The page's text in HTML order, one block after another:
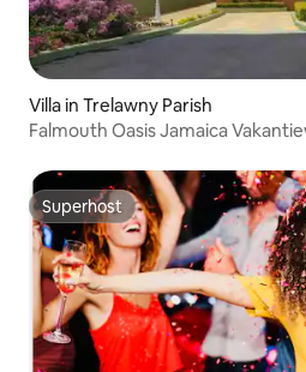
Villa in Trelawny Parish
Falmouth Oasis Jamaica
Superhost
Superhost